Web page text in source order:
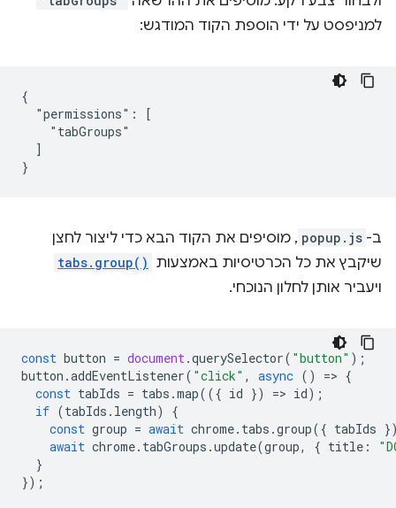
למניפסט על ידי הוספת הקוד המודגש:
{
  "permissions": [
    "tabGroups"
  ]
ב- popup.js , מוסיפים את הקוד הבא כדי ליצור לחצן
שיקבץ את כל הכרטיסיות באמצעות tabs.group()
ויעביר אותן לחלון הנוכחי.
const button = document.querySelector( "button" );
button .addEventListener( "click" , async () => {
const tabIds = tabs .map(({ id }) => id);
if (tabIds . length)
{
const group = await chrome. tabs .group({ tabIds
await chrome. tabGroups .update(group, { title :
}
});